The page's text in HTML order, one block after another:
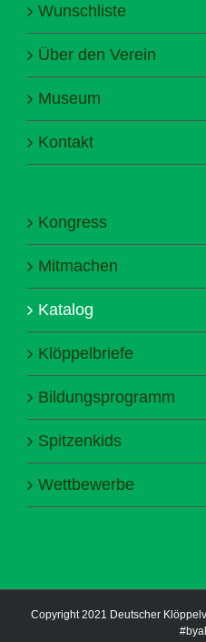
Wunschliste
Über den Verein
Museum
Kontakt
Kongress
Mitmachen
Katalog
Klöppelbriefe
Bildungsprogramm
Spitzenkids
Wettbewerbe
Copyright 2021 Deutscher